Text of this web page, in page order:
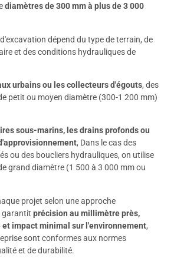
diamètres de 300 mm à plus de 3 000
dépend du type de terrain, de
et des conditions hydrauliques de
urbains ou les collecteurs d'égouts, des
petit ou moyen diamètre (300-1 200 mm)
sous-marins, les drains profonds ou
, Dans le cas des
ou des boucliers hydrauliques, on utilise
grand diamètre (1 500 à 3 000 mm ou
projet selon une approche
garantit précision au millimètre près,
impact minimal sur l'environnement,
sont conformes aux normes
et de durabilité.